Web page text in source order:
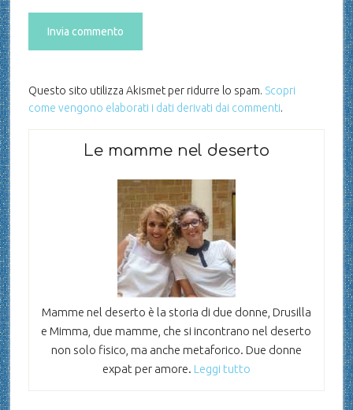
Questo sito utilizza Akismet per ridurre lo spam. Scopri
come vengono elaborati i dati derivati dai commenti.
Le mamme nel deserto
Mamme nel deserto è la storia di due donne, Drusilla
e Mimma, due mamme, che si incontrano nel deserto
non solo fisico, ma anche metaforico. Due donne
expat per amore. Leggi tutto